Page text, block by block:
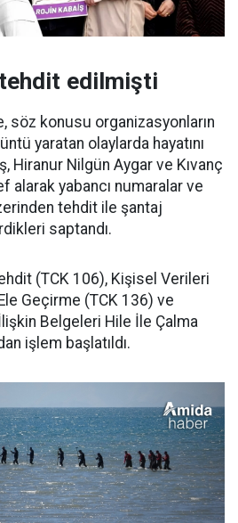
edilmişti
söz konusu organizasyonların
yaratan olaylarda hayatını
Hiranur Nilgün Aygar ve Kıvanç
alarak yabancı numaralar ve
tehdit ile şantaj
saptandı.
(TCK 106), Kişisel Verileri
Geçirme (TCK 136) ve
Belgeleri Hile İle Çalma
işlem başlatıldı.